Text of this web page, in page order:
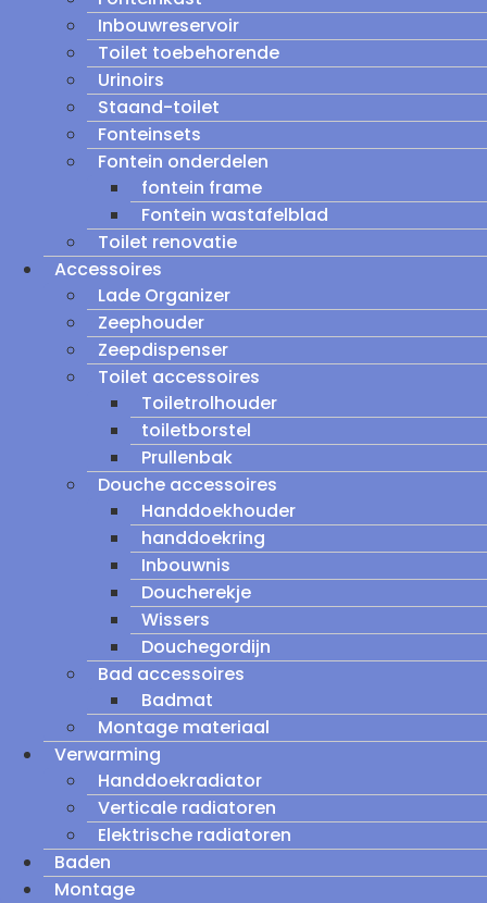
Inbouwreservoir
Toilet toebehorende
Urinoirs
Staand-toilet
Fonteinsets
Fontein onderdelen
fontein frame
Fontein wastafelblad
Toilet renovatie
Accessoires
Lade Organizer
Zeephouder
Zeepdispenser
Toilet accessoires
Toiletrolhouder
toiletborstel
Prullenbak
Douche accessoires
Handdoekhouder
handdoekring
Inbouwnis
Doucherekje
Wissers
Douchegordijn
Bad accessoires
Badmat
Montage materiaal
Verwarming
Handdoekradiator
Verticale radiatoren
Elektrische radiatoren
Baden
Montage